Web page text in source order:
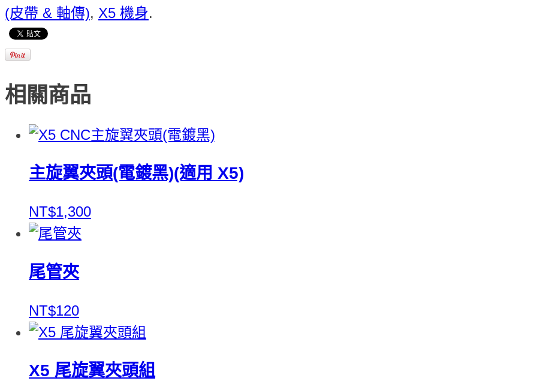
(皮帶 & 軸傳), X5 機身.
相關商品
主旋翼夾頭(電鍍黑)(適用 X5)
NT$1,300
尾管夾
NT$120
X5 尾旋翼夾頭組